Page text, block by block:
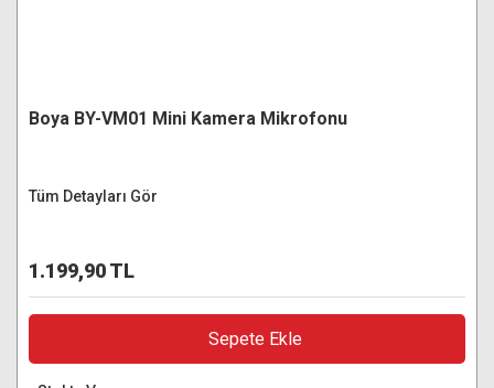
Boya BY-VM01 Mini Kamera Mikrofonu
Tüm Detayları Gör
1.199,90 TL
Sepete Ekle